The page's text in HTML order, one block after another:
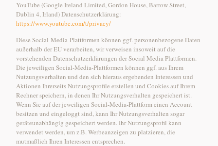
YouTube (Google Ireland Limited, Gordon House, Barrow Street,
Dublin 4, Irland) Datenschutzerklärung:
https://www.youtube.com/t/privacy/
Diese Social-Media-Plattformen können ggf. personenbezogene Daten
außerhalb der EU verarbeiten, wir verweisen insoweit auf die
vorstehenden Datenschutzerklärungen der Social Media Plattformen.
Die jeweiligen Social-Media-Plattformen können ggf. aus Ihrem
Nutzungsverhalten und den sich hieraus ergebenden Interessen und
Aktionen Ihrerseits Nutzungsprofile erstellen und Cookies auf Ihrem
Rechner speichern, in denen Ihr Nutzungsverhalten gespeichert ist.
Wenn Sie auf der jeweiligen Social-Media-Plattform einen Account
besitzen und eingeloggt sind, kann Ihr Nutzungsverhalten sogar
geräteunabhängig gespeichert werden. Ihr Nutzungsprofil kann
verwendet werden, um z.B. Werbeanzeigen zu platzieren, die
mutmaßlich Ihren Interessen entsprechen.